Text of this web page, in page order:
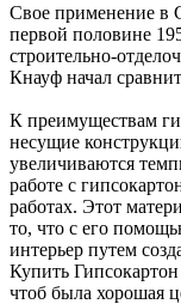
Свое применение в
первой половине
строительно-
Кнауф начал
К преимуществам
несущие
увеличиваются
работе с
работах. Этот
то, что с его
интерьер путем
Купить
чтоб была хорошая